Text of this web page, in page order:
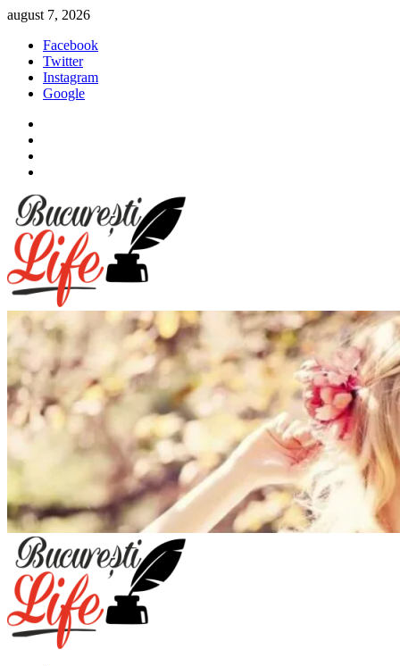
Sari
conținut
august 7, 2026
Facebook
Twitter
Instagram
Google
Meniu
principal